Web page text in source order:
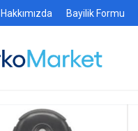
Hakkımızda Bayilik Formu